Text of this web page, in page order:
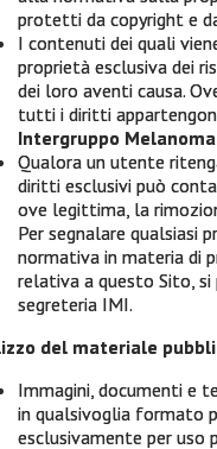
Home
Cos’è MelaMEd
Faculty
Infografica Centri IMI
FAD Asincrona
Privacy Policy
Help Desk: (+39) 344
ocrates-sintech.it
protetti da copyright e
I contenuti dei quali
proprietà esclusiva dei
dei loro aventi causa.
tutti i diritti
Intergruppo
Qualora un utente
diritti esclusivi può
ove legittima, la
Per segnalare qualsiasi
normativa in materia di
relativa a questo Sito,
segreteria IMI.
del materiale
Immagini, documenti e
in qualsivoglia formato
esclusivamente per uso